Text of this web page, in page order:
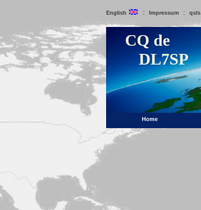
English : Impressum : qsls
CQ de
DL7SP
Home